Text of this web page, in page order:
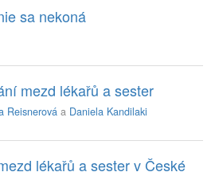
sa nekoná
mezd lékařů a sester
Reisnerová a Daniela Kandilaki
lékařů a sester v České